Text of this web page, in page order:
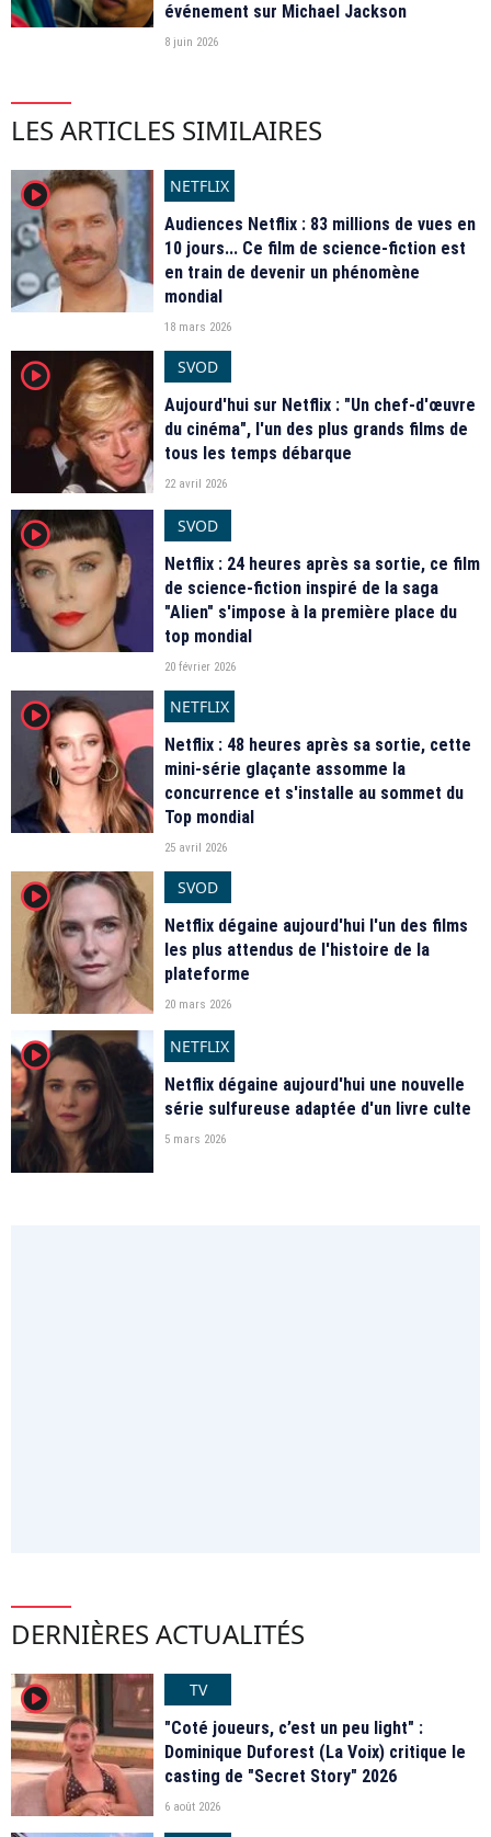
événement sur Michael Jackson
8 juin 2026
LES ARTICLES SIMILAIRES
player2
NETFLIX
Audiences Netflix : 83 millions de vues en
10 jours... Ce film de science-fiction est
en train de devenir un phénomène
mondial
18 mars 2026
player2
SVOD
Aujourd'hui sur Netflix : "Un chef-d'œuvre
du cinéma", l'un des plus grands films de
tous les temps débarque
22 avril 2026
player2
SVOD
Netflix : 24 heures après sa sortie, ce film
de science-fiction inspiré de la saga
"Alien" s'impose à la première place du
top mondial
20 février 2026
player2
NETFLIX
Netflix : 48 heures après sa sortie, cette
mini-série glaçante assomme la
concurrence et s'installe au sommet du
Top mondial
25 avril 2026
player2
SVOD
Netflix dégaine aujourd'hui l'un des films
les plus attendus de l'histoire de la
plateforme
20 mars 2026
player2
NETFLIX
Netflix dégaine aujourd'hui une nouvelle
série sulfureuse adaptée d'un livre culte
5 mars 2026
DERNIÈRES ACTUALITÉS
player2
TV
"Coté joueurs, c’est un peu light" :
Dominique Duforest (La Voix) critique le
casting de "Secret Story" 2026
6 août 2026